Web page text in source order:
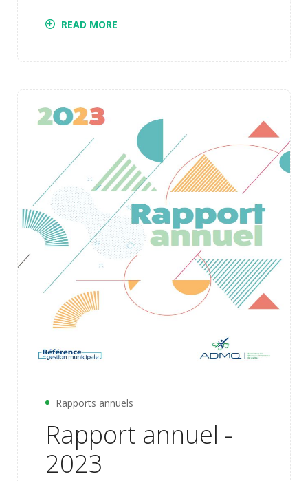
READ MORE
Rapports annuels
Rapport annuel -
2023